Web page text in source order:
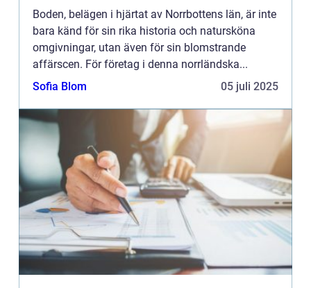
Boden, belägen i hjärtat av Norrbottens län, är inte
bara känd för sin rika historia och natursköna
omgivningar, utan även för sin blomstrande
affärscen. För företag i denna norrländska...
Sofia Blom
05 juli 2025